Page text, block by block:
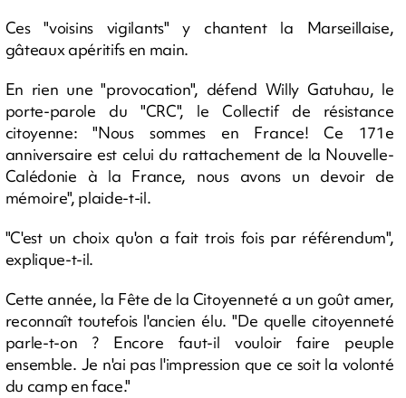
Ces "voisins vigilants" y chantent la Marseillaise,
gâteaux apéritifs en main.
En rien une "provocation", défend Willy Gatuhau, le
porte-parole du "CRC", le Collectif de résistance
citoyenne: "Nous sommes en France! Ce 171e
anniversaire est celui du rattachement de la Nouvelle-
Calédonie à la France, nous avons un devoir de
mémoire", plaide-t-il.
"C'est un choix qu'on a fait trois fois par référendum",
explique-t-il.
Cette année, la Fête de la Citoyenneté a un goût amer,
reconnaît toutefois l'ancien élu. "De quelle citoyenneté
parle-t-on ? Encore faut-il vouloir faire peuple
ensemble. Je n'ai pas l'impression que ce soit la volonté
du camp en face."